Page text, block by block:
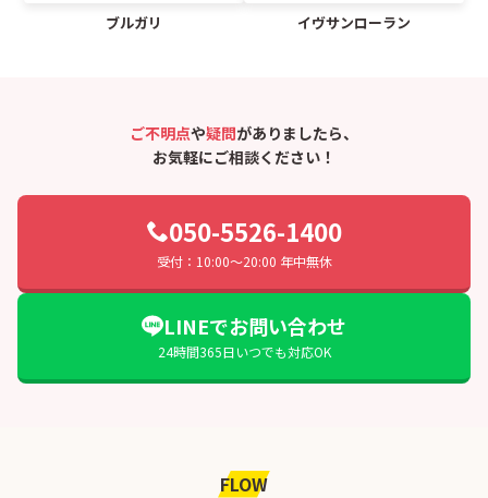
ブルガリ イヴサンローラン
ご不明点や疑問がありましたら、
お気軽にご相談ください！
050-5526-1400
受付：10:00〜20:00 年中無休
LINEでお問い合わせ
24時間365日いつでも対応OK
FLOW